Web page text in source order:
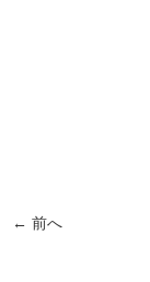
← 前へ